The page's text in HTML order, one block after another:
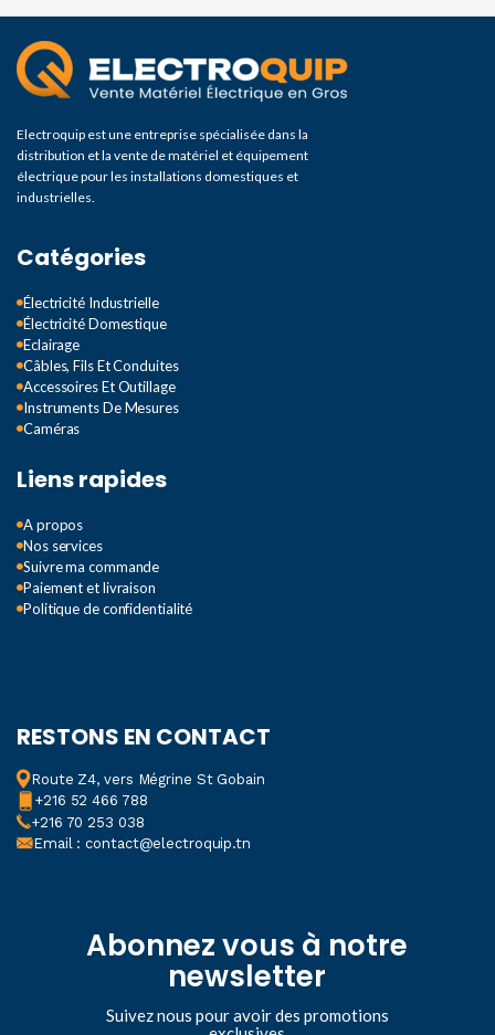
Electroquip est une entreprise spécialisée dans la
distribution et la vente de matériel et équipement
électrique pour les installations domestiques et
industrielles.
Catégories
Électricité Industrielle
Électricité Domestique
Eclairage
Câbles, Fils Et Conduites
Accessoires Et Outillage
Instruments De Mesures
Caméras
Liens rapides
A propos
Nos services
Suivre ma commande
Paiement et livraison
Politique de confidentialité
RESTONS EN CONTACT
Route Z4, vers Mégrine St Gobain
+216 52 466 788
+216 70 253 038
Email : contact@electroquip.tn
Abonnez vous à notre
newsletter
Suivez nous pour avoir des promotions